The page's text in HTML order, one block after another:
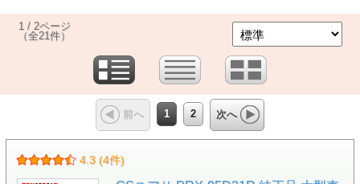
1 / 2ページ
（全21件）
前へ 1 2 次へ
4.3 (4件)